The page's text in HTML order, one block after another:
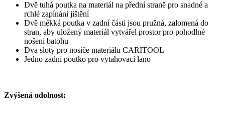
Dvě tuhá poutka na materiál na přední straně pro snadné a
rchlé zapínání jištění
Dvě měkká poutka v zadní části jsou pružná, zalomená do
stran, aby uložený materiál vytvářel prostor pro pohodlné
nošení batohu
Dva sloty pro nosiče materiálu CARITOOL
Jedno zadní poutko pro vytahovací lano
Zvýšená odolnost: